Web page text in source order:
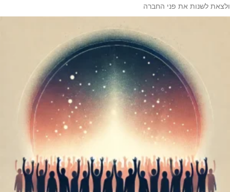
ולצאת לשנות את פני החברה